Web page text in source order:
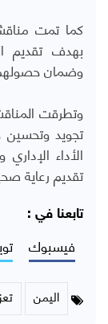
كما تمت
بهدف تقديم
وضمان حصولهم
وتطرقت
تجويد وتحسين
الأداء
تقديم رعاية
تابعنا في :
فيسبوك
اليمن تعز